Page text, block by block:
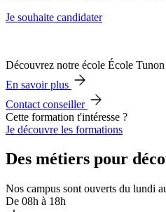
Je souhaite candidater
Découvrez notre école École
En savoir plus
Contact conseiller
Cette formation t'intéresse ?
Je découvre les formations
Des métiers pour
Nos campus sont ouverts du lundi
De 08h à 18h